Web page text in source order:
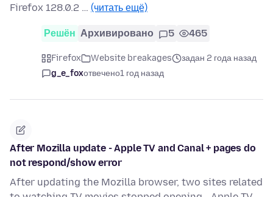
Firefox 128.0.2 … (читать ещё)
Решён Архивировано 5 465
Firefox Website breakages
задан 2 года назад
g_e_foxотвечено1 год назад
After Mozilla update - Apple TV and Canal + pages do
not respond/show error
After updating the Mozilla browser, two sites related